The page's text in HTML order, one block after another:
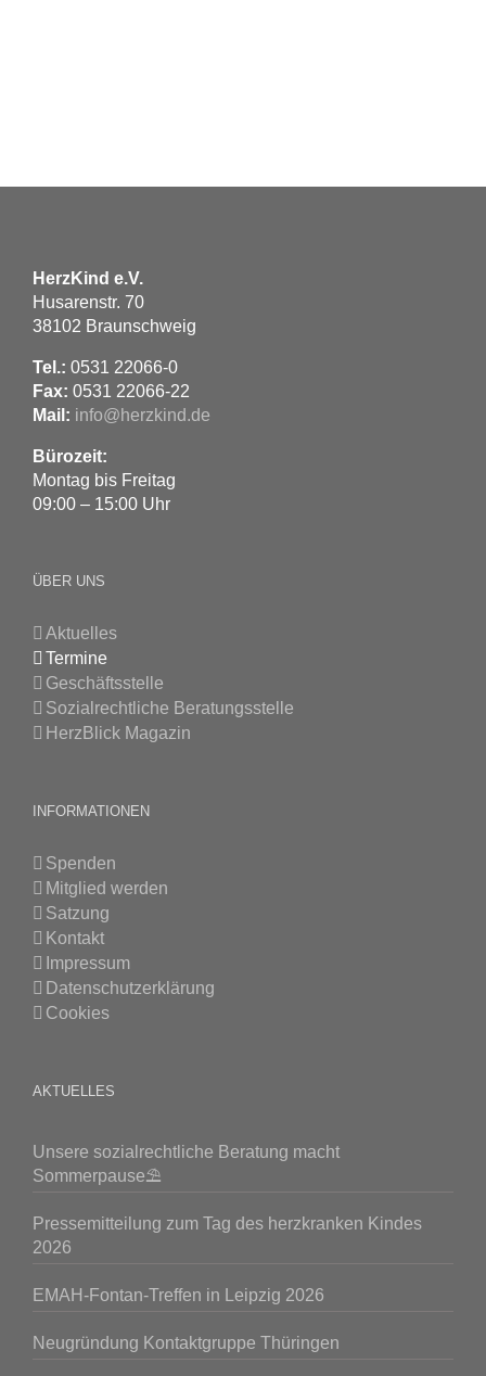
HerzKind e.V.
Husarenstr. 70
38102 Braunschweig
Tel.: 0531 22066-0
Fax: 0531 22066-22
Mail: info@herzkind.de
Bürozeit:
Montag bis Freitag
09:00 – 15:00 Uhr
ÜBER UNS
Aktuelles
Termine
Geschäftsstelle
Sozialrechtliche Beratungsstelle
HerzBlick Magazin
INFORMATIONEN
Spenden
Mitglied werden
Satzung
Kontakt
Impressum
Datenschutzerklärung
Cookies
AKTUELLES
Unsere sozialrechtliche Beratung macht
Sommerpause⛱️
Pressemitteilung zum Tag des herzkranken Kindes
2026
EMAH-Fontan-Treffen in Leipzig 2026
Neugründung Kontaktgruppe Thüringen